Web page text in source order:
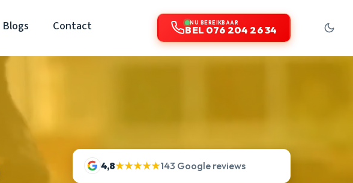
Blogs Contact NU BEREIKBAAR
BEL 076 204 26 34
4,8★★★★★143 Google reviews